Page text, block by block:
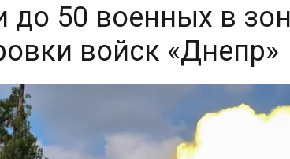
до 50 военных в
войск «Днепр»